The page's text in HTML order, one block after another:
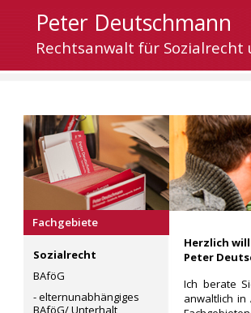
Peter Deutschmann
Rechtsanwalt für
Fachgebiete
Sozialrecht
BAföG
- elternunabhängiges
BAföG/ Unterhalt
Herzlich
Peter
Ich berate
anwaltlich in